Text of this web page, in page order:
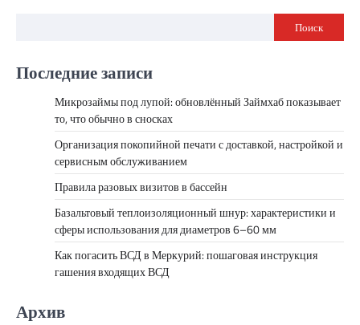
Поиск
Последние записи
Микрозаймы под лупой: обновлённый Займхаб показывает
то, что обычно в сносках
Организация покопийной печати с доставкой, настройкой и
сервисным обслуживанием
Правила разовых визитов в бассейн
Базальтовый теплоизоляционный шнур: характеристики и
сферы использования для диаметров 6–60 мм
Как погасить ВСД в Меркурий: пошаговая инструкция
гашения входящих ВСД
Архив